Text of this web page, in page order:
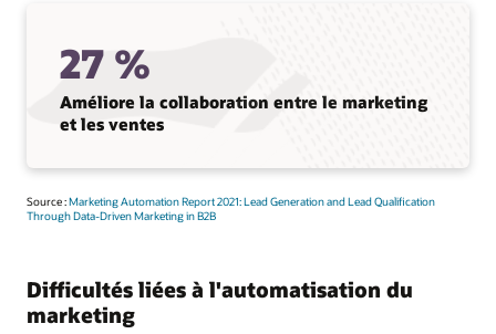
27 %
Améliore la collaboration entre le marketing
et les ventes
Source :Marketing Automation Report 2021: Lead Generation and Lead Qualification
Through Data-Driven Marketing in B2B
Difficultés liées à l'automatisation du
marketing